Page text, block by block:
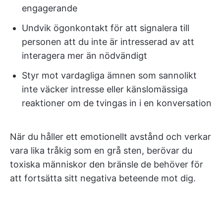
engagerande
Undvik ögonkontakt för att signalera till
personen att du inte är intresserad av att
interagera mer än nödvändigt
Styr mot vardagliga ämnen som sannolikt
inte väcker intresse eller känslomässiga
reaktioner om de tvingas in i en konversation
När du håller ett emotionellt avstånd och verkar
vara lika tråkig som en grå sten, berövar du
toxiska människor den bränsle de behöver för
att fortsätta sitt negativa beteende mot dig.